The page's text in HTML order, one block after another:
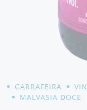
GARRAFEIRA
MALVASIA DOCE